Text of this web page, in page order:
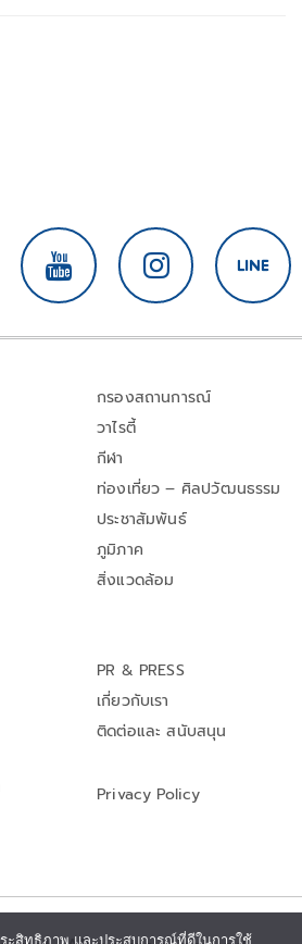
กรองสถานการณ์
วาไรตี้
กีฬา
ท่องเที่ยว – ศิลปวัฒนธรรม
ประชาสัมพันธ์
ภูมิภาค
สิ่งแวดล้อม
PR & PRESS
เกี่ยวกับเรา
ติดต่อและ สนับสนุน
Privacy Policy
ะสิทธิภาพ และประสบการณ์ที่ดีในการใช้